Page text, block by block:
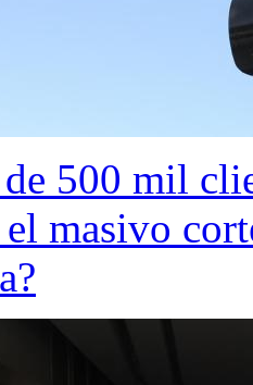
500 mil
masivo